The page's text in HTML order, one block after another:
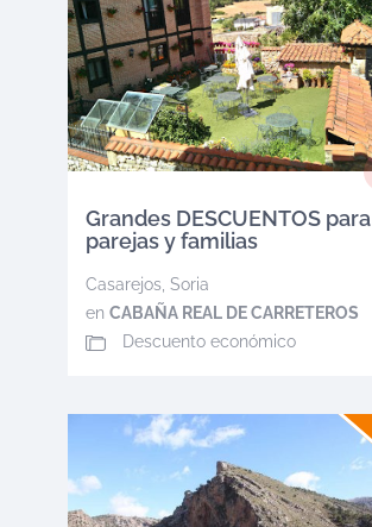
Grandes DESCUENTOS para
parejas y familias
Casarejos, Soria
en CABAÑA REAL DE CARRETEROS
Descuento económico